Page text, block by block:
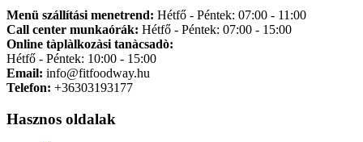
Menü szállítási menetrend: Hétfő - Péntek: 07:00 - 11:00
Call center munkaórák: Hétfő - Péntek: 07:00 - 15:00
Online tàplàlkozàsi tanàcsadò:
Hétfő - Péntek: 10:00 - 15:00
Email: info@fitfoodway.hu
Telefon: +36303193177
Hasznos oldalak